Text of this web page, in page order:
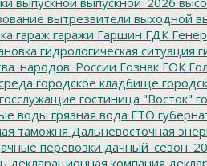
вытрезвители выходной
гараж гаражи Гаршин ГДК
гидрологическая ситуация
Гознак ГОК
городское кладбище
госслужащие гостиница "Восток"
воды грязная вода ГТО
таможня Дальневосточная
перевозки
декларационная компания